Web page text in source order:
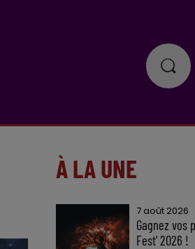
À LA UNE
7 août 2026
Gagnez vos
Fest' 2026 !